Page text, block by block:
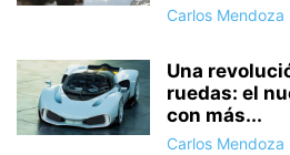
Carlos Mendoza
Una
ruedas: el
con más...
Carlos Mendoza